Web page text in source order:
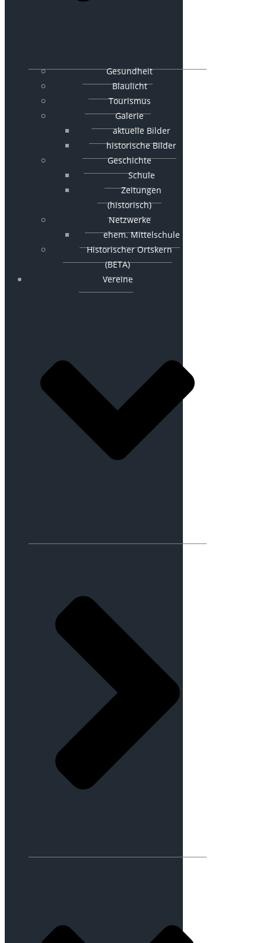
Gesundheit
Blaulicht
Tourismus
Galerie
aktuelle Bilder
historische Bilder
Geschichte
Schule
Zeitungen
(historisch)
Netzwerke
ehem. Mittelschule
Historischer Ortskern
(BETA)
Vereine